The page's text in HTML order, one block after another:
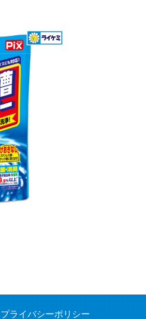
プライバシーポリシー